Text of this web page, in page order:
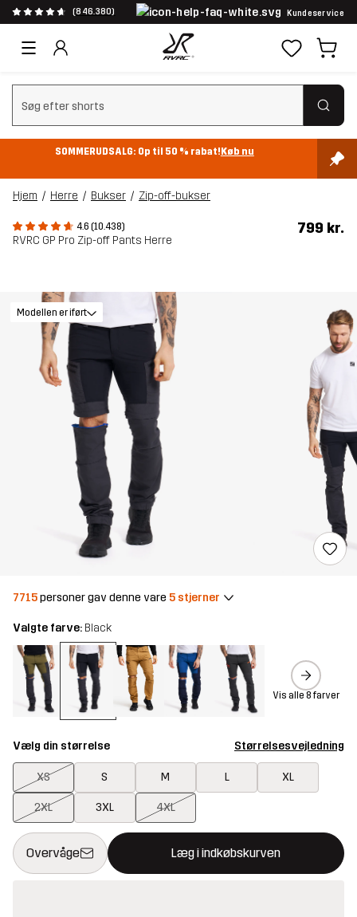
(846.380) Kundeservice
Ryd søgning
SOMMERUDSALG: Op til 50 % rabat!Køb nu
Hjem Herre Bukser Zip-off-bukser
4.6 (10.438)
RVRC GP Pro Zip-off Pants Herre
799 kr.
Modellen er iført
7715personer gav denne vare 5 stjerner
Valgte farve: Black
Vis alle 8 farver
Vælg din størrelse Størrelsesvejledning
XS S M L XL
2XL 3XL 4XL
Overvåge Læg i indkøbskurven
Denne knap åbner en modal, der bekræfter en ny vare i
{{size}} ikke tilgængelig